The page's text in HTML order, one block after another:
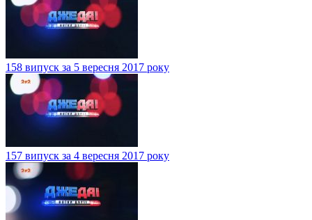
158 випуск за 5 вересня 2017 року
157 випуск за 4 вересня 2017 року